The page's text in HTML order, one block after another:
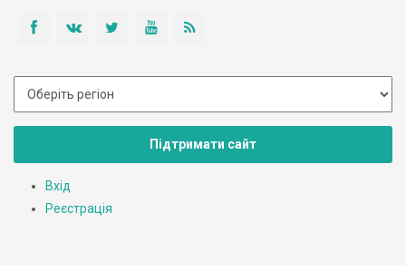
Підтримати сайт
Вхід
Реєстрація